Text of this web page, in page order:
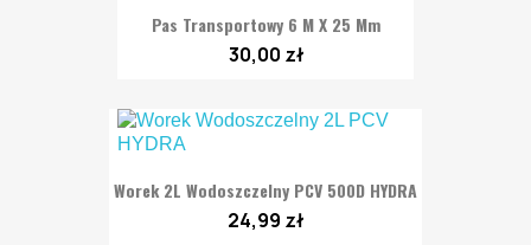
Pas Transportowy 6 M X 25 Mm
30,00 zł
Worek 2L Wodoszczelny PCV 500D HYDRA
24,99 zł